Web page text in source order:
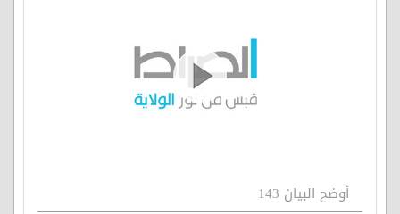
أوضح البيان 143